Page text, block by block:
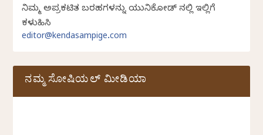
ನಿಮ್ಮ ಅಪ್ರಕಟಿತ ಬರಹಗಳನ್ನು ಯುನಿಕೋಡ್ ನಲ್ಲಿ ಇಲ್ಲಿಗೆ
ಕಳುಹಿಸಿ
editor@kendasampige.com
ನಮ್ಮ ಸೋಷಿಯಲ್‌ ಮೀಡಿಯಾ